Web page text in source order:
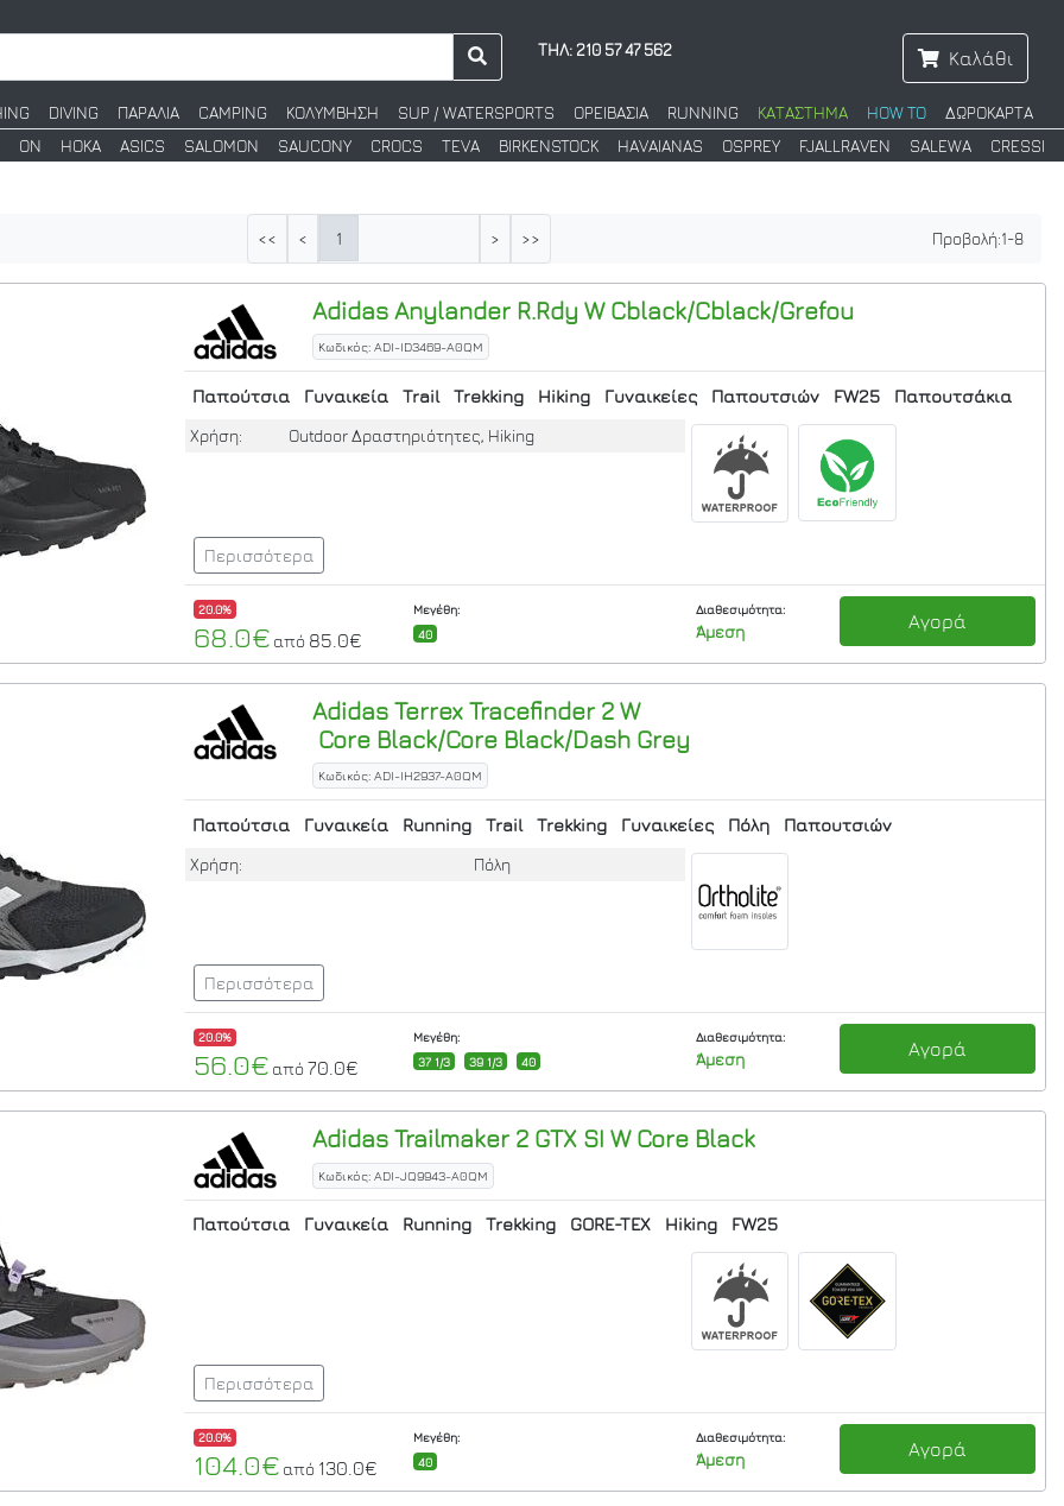
ΤΗΛ: 210 57 47 562 Καλάθι
DIVING ΠΑΡΑΛΙΑ CAMPING ΚΟΛΥΜΒΗΣΗ SUP / WATERSPORTS ΟΡΕΙΒΑΣΙΑ RUNNING ΚΑΤΑΣΤΗΜΑ HOW TO
ΔΩΡΟΚΑΡΤΑ
ON HOKA ASICS SALOMON SAUCONY CROCS TEVA BIRKENSTOCK HAVAIANAS OSPREY FJALLRAVEN SALEWA CRESSI
<< < 1 > >> Προβολή:1-8
AdidasAnylander R.Rdy WCblack/Cblack/Grefou
Κωδικός: ADI-ID3469-A0QM
Παπούτσια Γυναικεία Trail Trekking Hiking Γυναικείες Παπουτσιών FW25 Παπουτσάκια
Χρήση: Outdoor Δραστηριότητες, Hiking
Περισσότερα
20.0%
68.0€ από 85.0€
Μεγέθη:
40
Διαθεσιμότητα:
Άμεση Αγορά
AdidasTerrex Tracefinder 2 W
Core Black/Core Black/Dash Grey
Κωδικός: ADI-IH2937-A0QM
Παπούτσια Γυναικεία Running Trail Trekking Γυναικείες Πόλη Παπουτσιών
Χρήση: Πόλη
Περισσότερα
20.0%
56.0€ από 70.0€
Μεγέθη:
37 1/3
39 1/3 40
Διαθεσιμότητα:
Άμεση Αγορά
AdidasTrailmaker 2 GTX SI WCore Black
Κωδικός: ADI-JQ9943-A0QM
Παπούτσια Γυναικεία Running Trekking GORE-TEX Hiking FW25
Περισσότερα
20.0%
104.0€ από 130.0€
Μεγέθη:
40
Διαθεσιμότητα:
Άμεση Αγορά